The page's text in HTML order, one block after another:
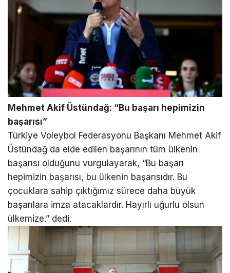
Mehmet Akif Üstündağ: “Bu başarı hepimizin
başarısı”
Türkiye Voleybol Federasyonu Başkanı Mehmet Akif
Üstündağ da elde edilen başarının tüm ülkenin
başarısı olduğunu vurgulayarak, “Bu başarı
hepimizin başarısı, bu ülkenin başarısıdır. Bu
çocuklara sahip çıktığımız sürece daha büyük
başarılara imza atacaklardır. Hayırlı uğurlu olsun
ülkemize.” dedi.